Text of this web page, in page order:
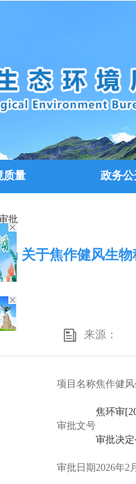
质量 政务公
批
关于焦作健风生
来源：
项目名称焦作健
审批文号
焦环审
审批决
审批日期2026年2